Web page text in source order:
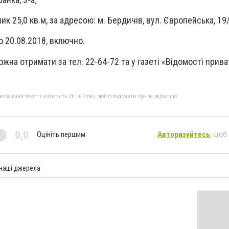
25,0 кв.м, за адресою: м. Бердичів, вул. Європейська,
20.08.2018, включно.
отримати за тел. 22-64-72 та у газеті «Відомості
текст і натисніть Ctrl + Enter, щоб повідомити про це редакцію
0,0 Оцініть першим Авторизуйтесь, щоб
джерела